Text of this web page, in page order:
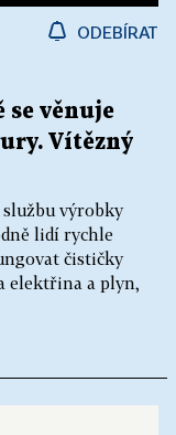
ODEBÍRAT
se věnuje
Vítězný
službu výrobky
lidí rychle
čističky
elektřina a plyn,